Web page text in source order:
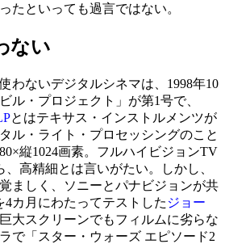
たといっても過言ではない。
ない
わないデジタルシネマは、1998年10
ル・プロジェクト」が第1号で、
とはテキサス・インストルメンツが
ル・ライト・プロセッシングのこと
縦1024画素。フルハイビジョンTV
、高精細とは言いがたい。しかし、
ましく、ソニーとパナビジョンが共
カ月にわたってテストした ジョー
大スクリーンでもフィルムに劣らな
で「スター・ウォーズ エピソード2